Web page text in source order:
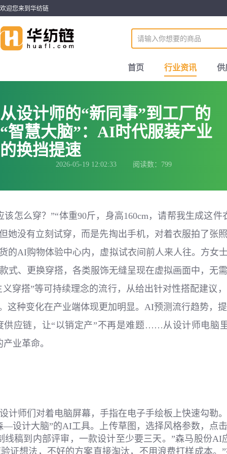
欢迎您来到华纺链
首页 行业资讯 供
从设计师的“新同事”到工厂的
“智慧大脑”：AI时代服装产业
的换挡提速
2026-05-19 12:02:33 阅读数：799
怎么穿？”“体重90斤，身高160cm，请帮我生成这
她没有立刻试穿，而是先掏出手机，对着衣服拍了张
的AI购物体验中心内，虚拟试衣间前人来人往。方女
式、更换穿搭，各类服饰无缝呈现在虚拟画面中，无
穿搭”等可持续理念的流行，从给出针对性搭配建议
这种变化在产业端体现更加明显。AI预测流行趋势，
应链，让“以销定产”不再是难题……从设计师电脑
业革命。
计师们对着电脑屏幕，手指在电子手绘板上快速勾勒
设计大脑”的AI工具。上传草图，选择风格参数，点
稿到内部评审，一款设计至少要三天。”森马股份
证想法，不好的方案直接淘汰，不用浪费打样成本